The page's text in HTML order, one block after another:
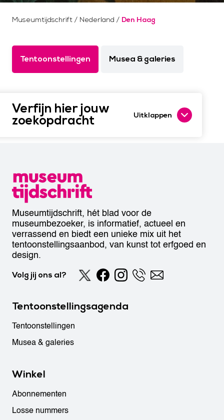
Museumtijdschrift / Nederland / Den Haag
Tentoonstellingen Musea & galeries
Verfijn hier jouw
zoekopdracht Uitklappen
Museumtijdschrift, hét blad voor de
museumbezoeker, is informatief, actueel en
verrassend en biedt een unieke mix uit het
tentoonstellingsaanbod, van kunst tot erfgoed en
design.
Volg jij ons al?
Tentoonstellingsagenda
Tentoonstellingen
Musea & galeries
Winkel
Abonnementen
Losse nummers